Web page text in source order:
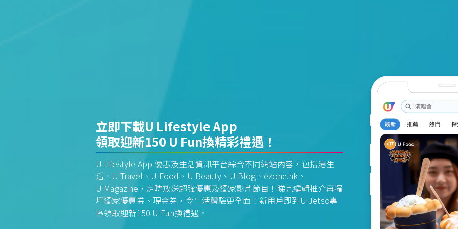
立即下載U Lifestyle App
領取迎新150 U Fun換精彩禮遇！
U Lifestyle App 優惠及生活資訊平台綜合不同網站內容，包括港生
活、U Travel、U Food、U Beauty、U Blog、ezone.hk、
U Magazine，定時放送超強優惠及獨家影片節目！睇完編輯推介再攞
埋獨家優惠券、現金券，令生活體驗更全面！新用戶即到U Jetso專
區領取迎新150 U Fun換禮遇。